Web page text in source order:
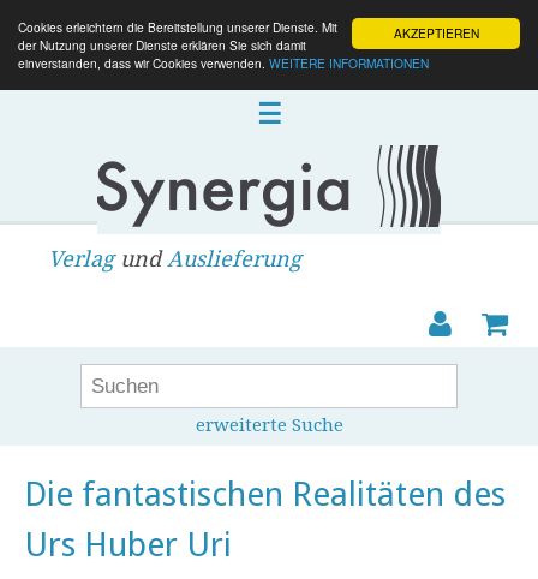
AKZEPTIEREN
Cookies erleichtern die Bereitstellung unserer Dienste. Mit
der Nutzung unserer Dienste erklären Sie sich damit
einverstanden, dass wir Cookies verwenden. WEITERE INFORMATIONEN
☰
VerlagundAuslieferung
erweiterte Suche
Die fantastischen Realitäten des
Urs Huber Uri